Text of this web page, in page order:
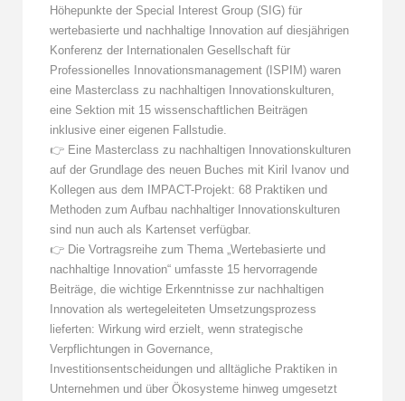
Höhepunkte der Special Interest Group (SIG) für
wertebasierte und nachhaltige Innovation auf diesjährigen
Konferenz der Internationalen Gesellschaft für
Professionelles Innovationsmanagement (ISPIM) waren
eine Masterclass zu nachhaltigen Innovationskulturen,
eine Sektion mit 15 wissenschaftlichen Beiträgen
inklusive einer eigenen Fallstudie.
👉 Eine Masterclass zu nachhaltigen Innovationskulturen
auf der Grundlage des neuen Buches mit Kiril Ivanov und
Kollegen aus dem IMPACT-Projekt: 68 Praktiken und
Methoden zum Aufbau nachhaltiger Innovationskulturen
sind nun auch als Kartenset verfügbar.
👉 Die Vortragsreihe zum Thema „Wertebasierte und
nachhaltige Innovation“ umfasste 15 hervorragende
Beiträge, die wichtige Erkenntnisse zur nachhaltigen
Innovation als wertegeleiteten Umsetzungsprozess
lieferten: Wirkung wird erzielt, wenn strategische
Verpflichtungen in Governance,
Investitionsentscheidungen und alltägliche Praktiken in
Unternehmen und über Ökosysteme hinweg umgesetzt